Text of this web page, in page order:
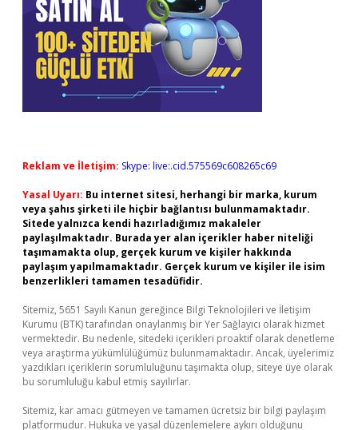
Reklam ve İletişim: Skype: live:.cid.575569c608265c69
Yasal Uyarı: Bu internet sitesi, herhangi bir marka, kurum
veya şahıs şirketi ile hiçbir bağlantısı bulunmamaktadır.
Sitede yalnızca kendi hazırladığımız makaleler
paylaşılmaktadır. Burada yer alan içerikler haber niteliği
taşımamakta olup, gerçek kurum ve kişiler hakkında
paylaşım yapılmamaktadır. Gerçek kurum ve kişiler ile isim
benzerlikleri tamamen tesadüfidir.
Sitemiz, 5651 Sayılı Kanun gereğince Bilgi Teknolojileri ve İletişim
Kurumu (BTK) tarafından onaylanmış bir Yer Sağlayıcı olarak hizmet
vermektedir. Bu nedenle, sitedeki içerikleri proaktif olarak denetleme
veya araştırma yükümlülüğümüz bulunmamaktadır. Ancak, üyelerimiz
yazdıkları içeriklerin sorumluluğunu taşımakta olup, siteye üye olarak
bu sorumluluğu kabul etmiş sayılırlar.
Sitemiz, kar amacı gütmeyen ve tamamen ücretsiz bir bilgi paylaşım
platformudur. Hukuka ve yasal düzenlemelere aykırı olduğunu